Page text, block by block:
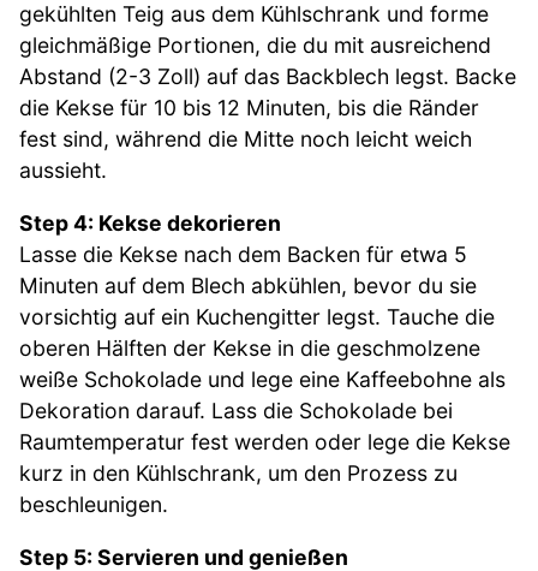
gekühlten Teig aus dem Kühlschrank und forme
gleichmäßige Portionen, die du mit ausreichend
Abstand (2-3 Zoll) auf das Backblech legst. Backe
die Kekse für 10 bis 12 Minuten, bis die Ränder
fest sind, während die Mitte noch leicht weich
aussieht.
Step 4: Kekse dekorieren
Lasse die Kekse nach dem Backen für etwa 5
Minuten auf dem Blech abkühlen, bevor du sie
vorsichtig auf ein Kuchengitter legst. Tauche die
oberen Hälften der Kekse in die geschmolzene
weiße Schokolade und lege eine Kaffeebohne als
Dekoration darauf. Lass die Schokolade bei
Raumtemperatur fest werden oder lege die Kekse
kurz in den Kühlschrank, um den Prozess zu
beschleunigen.
Step 5: Servieren und genießen